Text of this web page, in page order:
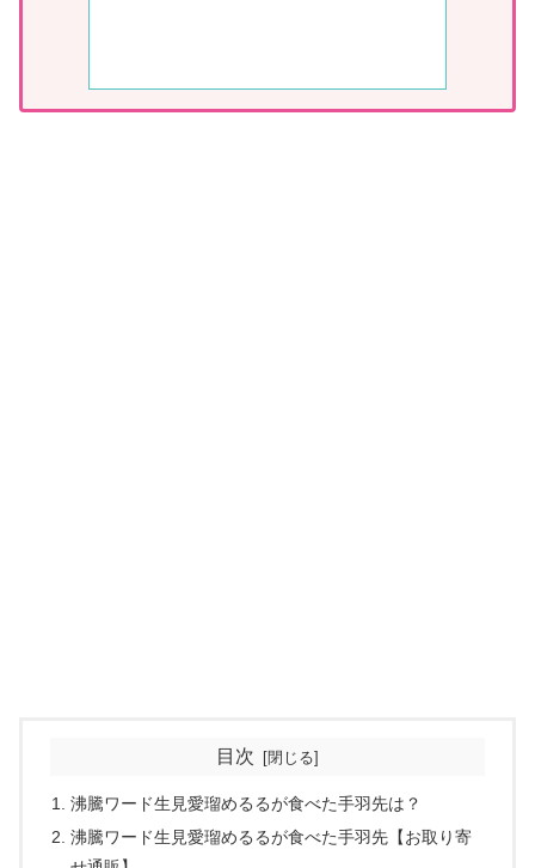
目次
沸騰ワード生見愛瑠めるるが食べた手羽先は？
沸騰ワード生見愛瑠めるるが食べた手羽先【お取り寄